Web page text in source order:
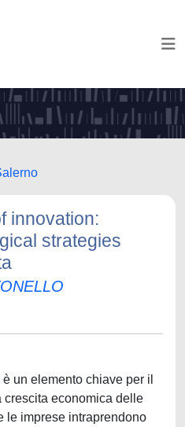
innovation:
strategies
un elemento chiave per il
crescita economica delle
le imprese intraprendono